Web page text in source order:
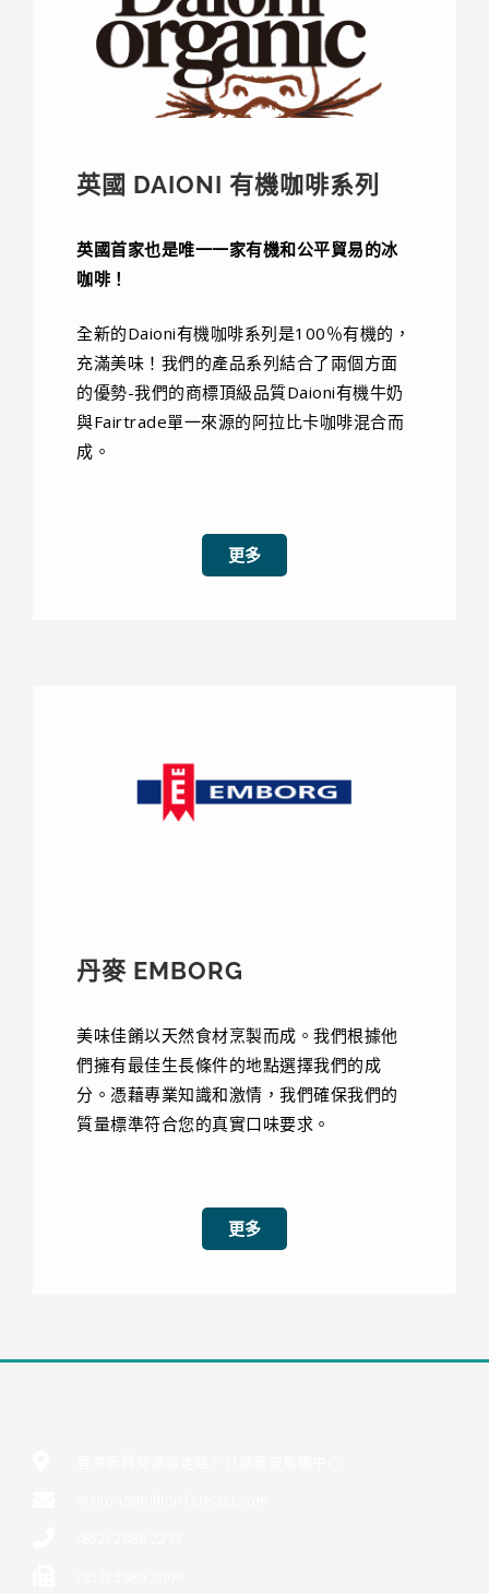
英國 DAIONI 有機咖啡系列​​
英國首家也是唯一一家有機和公平貿易的冰
咖啡！
全新的Daioni有機咖啡系列是100％有機的，
充滿美味！我們的產品系列結合了兩個方面
的優勢-我們的商標頂級品質Daioni有機牛奶
與Fairtrade單一來源的阿拉比卡咖啡混合而
成。
更多
丹麥 EMBORG
美味佳餚以天然食材烹製而成。我們根據他
們擁有最佳生長條件的地點選擇我們的成
分。憑藉專業知識和激情，我們確保我們的
質量標準符合您的真實口味要求。
更多